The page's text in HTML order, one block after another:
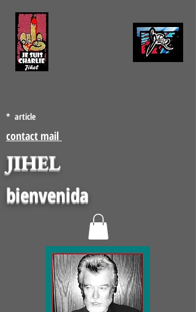
* article
contact mail
JIHEL
bienvenida